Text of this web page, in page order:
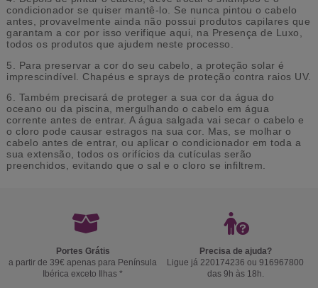
condicionador se quiser mantê-lo. Se nunca pintou o cabelo
antes, provavelmente ainda não possui produtos capilares que
garantam a cor por isso verifique aqui, na Presença de Luxo,
todos os produtos que ajudem neste processo.
5. Para preservar a cor do seu cabelo, a proteção solar é
imprescindível. Chapéus e sprays de proteção contra raios UV.
6. Também precisará de proteger a sua cor da água do
oceano ou da piscina, mergulhando o cabelo em água
corrente antes de entrar. A água salgada vai secar o cabelo e
o cloro pode causar estragos na sua cor. Mas, se molhar o
cabelo antes de entrar, ou aplicar o condicionador em toda a
sua extensão, todos os orifícios da cutículas serão
preenchidos, evitando que o sal e o cloro se infiltrem.
Portes Grátis
a partir de 39€ apenas para Península
Ibérica exceto Ilhas *
Precisa de ajuda?
Ligue já 220174236 ou 916967800
das 9h às 18h.